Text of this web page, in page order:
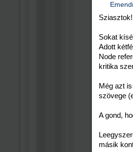
Sziasztok!
Sokat
Adott
Node
kritika
Még azt
szövege
A gond,
másik